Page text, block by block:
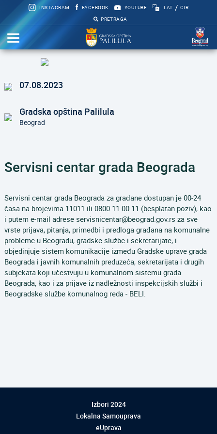
INSTAGRAM FACEBOOK YOUTUBE LAT / CIR
PRETRAGA
07.08.2023
Gradska opština Palilula
Beograd
Servisni centar grada Beograda
Servisni centar grada Beograda za građane dostupan je 00-24
časa na brojevima 11011 ili 0800 11 00 11 (besplatan poziv), kao
i putem e-mail adrese servisnicentar@beograd.gov.rs za sve
vrste prijava, pitanja, primedbi i predloga građana na komunalne
probleme u Beogradu, gradske službe i sekretarijate, i
objedinjuje sistem komunikacije između Gradske uprave grada
Beograda i javnih komunalnih preduzeća, sekretarijata i drugih
subjekata koji učestvuju u komunalnom sistemu grada
Beograda, kao i za prijave iz nadležnosti inspekcijskih službi i
Beogradske službe komunalnog reda - BELI.
Izbori 2024
Lokalna Samouprava
eUprava